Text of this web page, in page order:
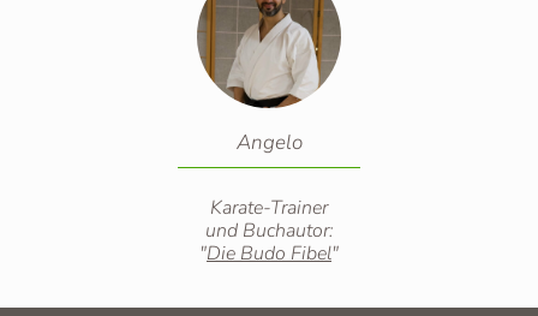
Angelo
Karate-Trainer
und Buchautor:
"Die Budo Fibel"